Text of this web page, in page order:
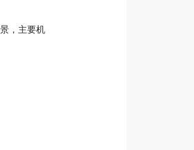
，主要机